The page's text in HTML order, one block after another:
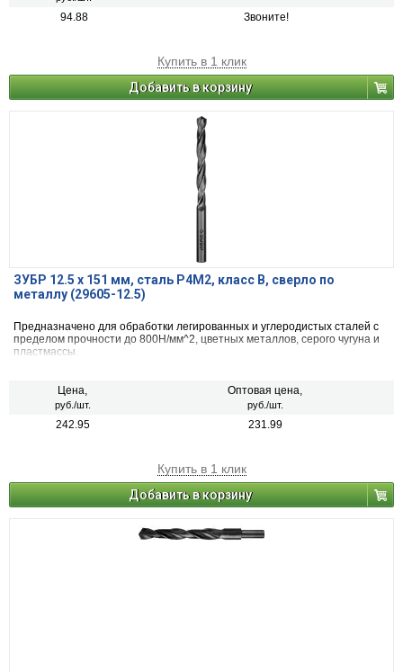
94.88 Звоните!
Купить в 1 клик
Добавить в корзину
ЗУБР 12.5 х 151 мм, сталь Р4М2, класс В, сверло по
металлу (29605-12.5)
Предназначено для обработки легированных и углеродистых сталей с
пределом прочности до 800Н/мм^2, цветных металлов, серого чугуна и
пластмассы.
Цена,
руб./шт.
Оптовая цена,
руб./шт.
242.95 231.99
Купить в 1 клик
Добавить в корзину